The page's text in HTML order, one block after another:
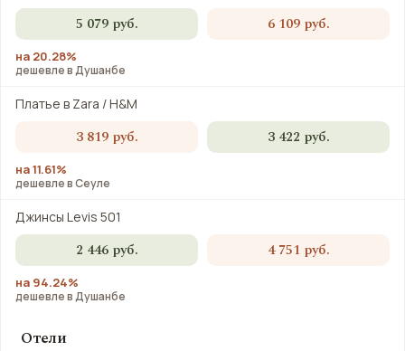
5 079 руб. 6 109 руб.
на 20.28%
дешевле в Душанбе
Платье в Zara / H&M
3 819 руб. 3 422 руб.
на 11.61%
дешевле в Сеуле
Джинсы Levis 501
2 446 руб. 4 751 руб.
на 94.24%
дешевле в Душанбе
Отели